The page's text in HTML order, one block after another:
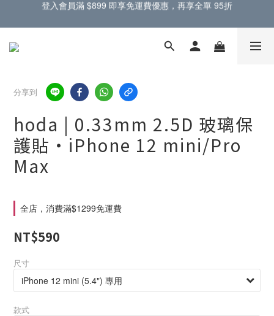
門市提供蘋果原廠零件，電池螢幕現場更換 🔋
分享到
hoda | 0.33mm 2.5D 玻璃保
護貼・iPhone 12 mini/Pro
Max
全店，消費滿$1299免運費
NT$590
尺寸
款式